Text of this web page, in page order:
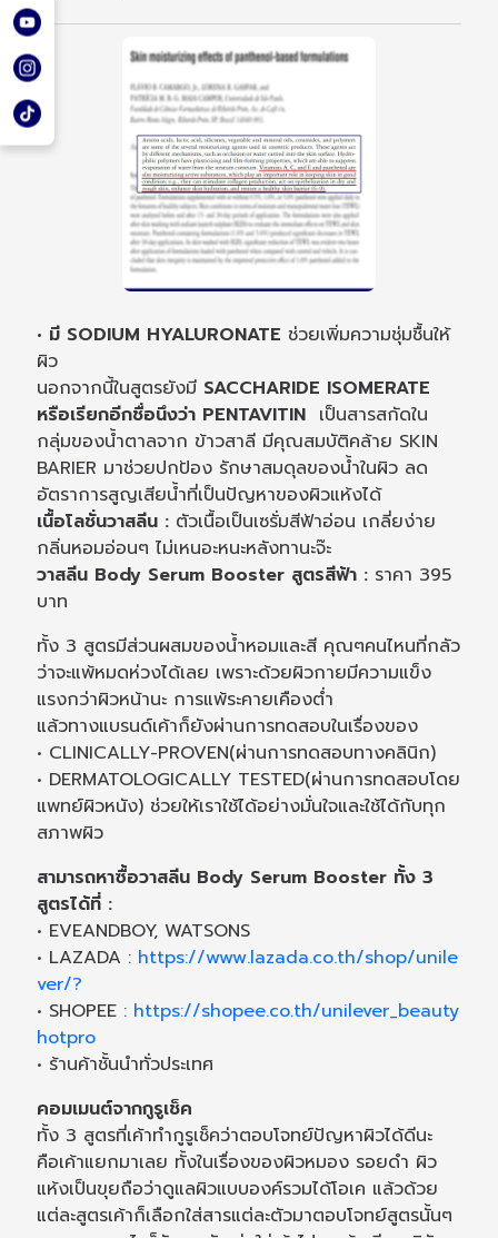
• มี SODIUM HYALURONATE ช่วยเพิ่มความชุ่มชื้นให้
ผิว
นอกจากนี้ในสูตรยังมี SACCHARIDE ISOMERATE
หรือเรียกอีกชื่อนึงว่า PENTAVITIN เป็นสารสกัดใน
กลุ่มของน้ำตาลจาก ข้าวสาลี มีคุณสมบัติคล้าย SKIN
BARIER มาช่วยปกป้อง รักษาสมดุลของน้ำในผิว ลด
อัตราการสูญเสียน้ำที่เป็นปัญหาของผิวแห้งได้
เนื้อโลชั่นวาสลีน : ตัวเนื้อเป็นเซรั่มสีฟ้าอ่อน เกลี่ยง่าย
กลิ่นหอมอ่อนๆ ไม่เหนอะหนะหลังทานะจ๊ะ
วาสลีน Body Serum Booster สูตรสีฟ้า : ราคา 395
บาท
ทั้ง 3 สูตรมีส่วนผสมของน้ำหอมและสี คุณๆคนไหนที่กลัว
ว่าจะแพ้หมดห่วงได้เลย เพราะด้วยผิวกายมีความแข็ง
แรงกว่าผิวหน้านะ การแพ้ระคายเคืองต่ำ
แล้วทางแบรนด์เค้าก็ยังผ่านการทดสอบในเรื่องของ
• CLINICALLY-PROVEN(ผ่านการทดสอบทางคลินิก)
• DERMATOLOGICALLY TESTED(ผ่านการทดสอบโดย
แพทย์ผิวหนัง) ช่วยให้เราใช้ได้อย่างมั่นใจและใช้ได้กับทุก
สภาพผิว
สามารถหาซื้อวาสลีน Body Serum Booster ทั้ง 3
สูตรได้ที่ :
• EVEANDBOY, WATSONS
• LAZADA : https://www.lazada.co.th/shop/unile
ver/?
• SHOPEE : https://shopee.co.th/unilever_beauty
hotpro
• ร้านค้าชั้นนำทั่วประเทศ
คอมเมนต์จากกูรูเช็ค
ทั้ง 3 สูตรที่เค้าทำกูรูเช็คว่าตอบโจทย์ปัญหาผิวได้ดีนะ
คือเค้าแยกมาเลย ทั้งในเรื่องของผิวหมอง รอยดำ ผิว
แห้งเป็นขุยถือว่าดูแลผิวแบบองค์รวมได้โอเค แล้วด้วย
แต่ละสูตรเค้าก็เลือกใส่สารแต่ละตัวมาตอบโจทย์สูตรนั้นๆ